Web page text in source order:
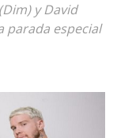
y David
parada especial